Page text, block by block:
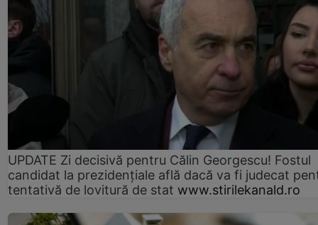
UPDATE Zi decisivă pentru Călin Georgescu! Fostul
candidat la prezidențiale află dacă va fi judecat
tentativă de lovitură de stat www.stirilekanald.ro